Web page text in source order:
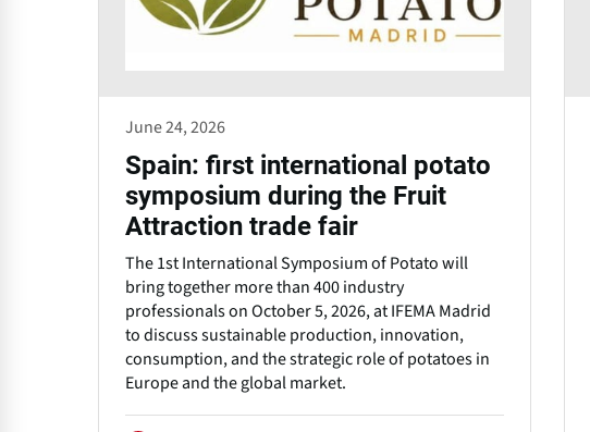
June 24, 2026
Spain: first international potato
symposium during the Fruit
Attraction trade fair
The 1st International Symposium of Potato will
bring together more than 400 industry
professionals on October 5, 2026, at IFEMA Madrid
to discuss sustainable production, innovation,
consumption, and the strategic role of potatoes in
Europe and the global market.